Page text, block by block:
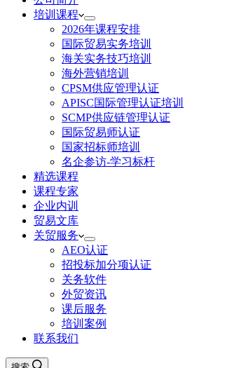
培训课程
2026年课程安排
国际贸易实务培训
海关实务技巧培训
海外营销培训
CPSM供应管理认证
APISC国际管理认证培训
SCMP供应链管理认证
国际贸易师认证
国家招标师培训
名企参访-学习标杆
精选课程
课程专家
企业内训
贸易文库
关贸服务
AEO认证
招投标加分项认证
关务软件
外贸资讯
课后服务
培训案例
联系我们